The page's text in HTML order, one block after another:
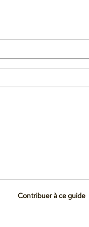
Contribuer à ce guide